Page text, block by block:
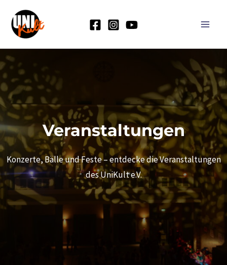
Inhalt
springen
Veranstaltungen
Konzerte, Bälle und Feste – entdecke die Veranstaltungen
des UniKult e.V.